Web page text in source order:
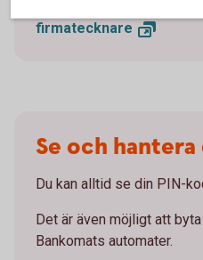
firmatecknare
Se och
Du kan alltid se din PIN-
Det är även möjligt att
Bankomats automater.